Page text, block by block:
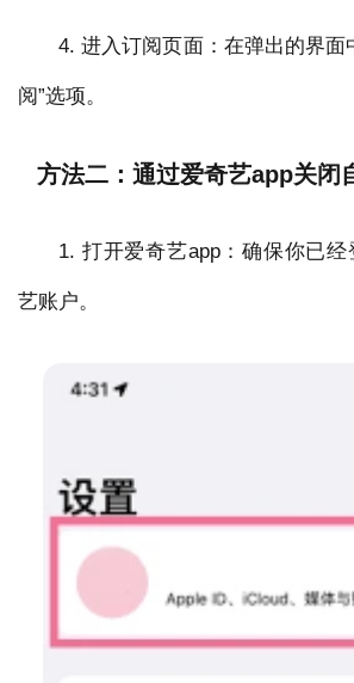
4. 进入订阅页面：在弹出的界面
阅”选项。
方法二：通过爱奇艺app关闭
1. 打开爱奇艺app：确保你已
艺账户。